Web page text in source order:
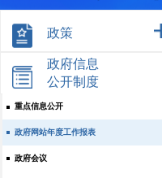
政策
政府信息
公开制度
重点信息公开
政府网站年度工作报表
政府会议